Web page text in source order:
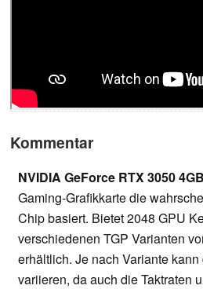
Kommentar
NVIDIA GeForce RTX 3050
Gaming-Grafikkarte die
Chip basiert. Bietet 2048 GPU
verschiedenen TGP Varianten
erhältlich. Je nach Variante
variieren, da auch die Taktraten